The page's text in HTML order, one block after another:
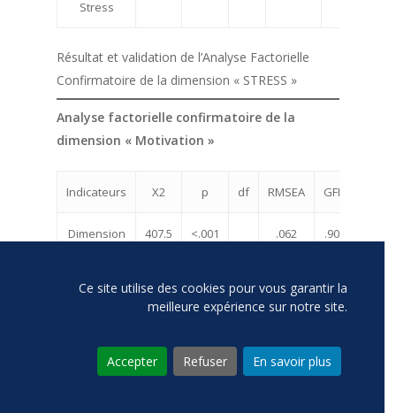
Ce site utilise des cookies pour vous garantir la
meilleure expérience sur notre site.
Accepter Refuser En savoir plus
Stress
Résultat et validation de l’Analyse Factorielle
Confirmatoire de la dimension « STRESS »
Analyse factorielle confirmatoire de la
dimension « Motivation »
Indicateurs X2 p df RMSEA GFI
Dimension
407.5 <.001 .062 .90
Résultat et validation de l’Analyse Factorielle
Analyse factorielle confirmatoire de la